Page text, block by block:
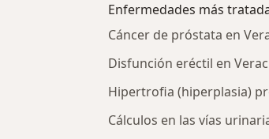
Enfermedades más
Cáncer de próstata en
Disfunción eréctil en
Hipertrofia (hiperplasia)
Cálculos en las vías